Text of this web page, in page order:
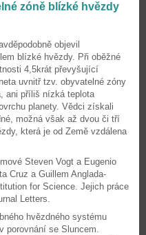
zóně blízké hvězdy
objevil
blízké hvězdy. Při oběžné
4,5krát převyšující
uvnitř tzv. obyvatelné zóny
ani příliš nízká teplota
planety. Vědci získali
možná však až dvou či tří
která je od Země vzdálena
Steven Vogt a Eugenio
Cruz a Guillem Anglada-
for Science. Jejich práce
Letters.
hvězdného systému
porovnání se Sluncem.